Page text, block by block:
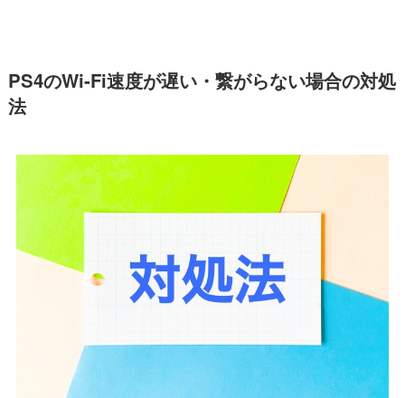
PS4のWi-Fi速度が遅い・繋がらない場合の対処
法